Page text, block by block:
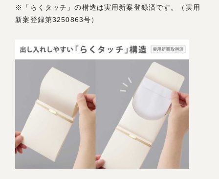
※「らくタッチ」の構造は実用新案登録済です。（実用
新案登録第3250863号）